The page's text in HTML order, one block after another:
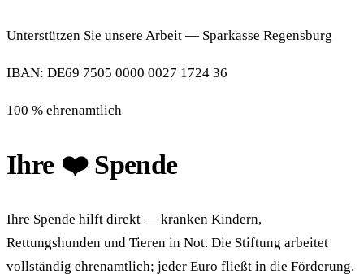
Unterstützen Sie unsere Arbeit — Sparkasse Regensburg
IBAN: DE69 7505 0000 0027 1724 36
100 % ehrenamtlich
Ihre ❤️ Spende
Ihre Spende hilft direkt — kranken Kindern,
Rettungshunden und Tieren in Not. Die Stiftung arbeitet
vollständig ehrenamtlich; jeder Euro fließt in die Förderung.